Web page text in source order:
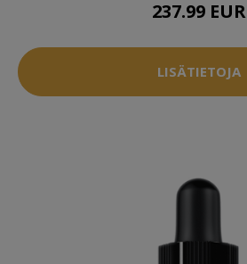
237.99 EUR
LISÄTIETOJA